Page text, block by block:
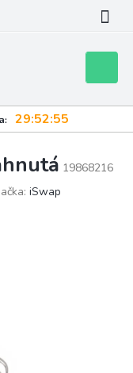
29:52:55
košík
19868216
iSwap